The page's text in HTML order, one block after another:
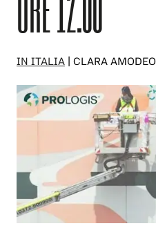
IN ITALIA | CLARA AMODEO